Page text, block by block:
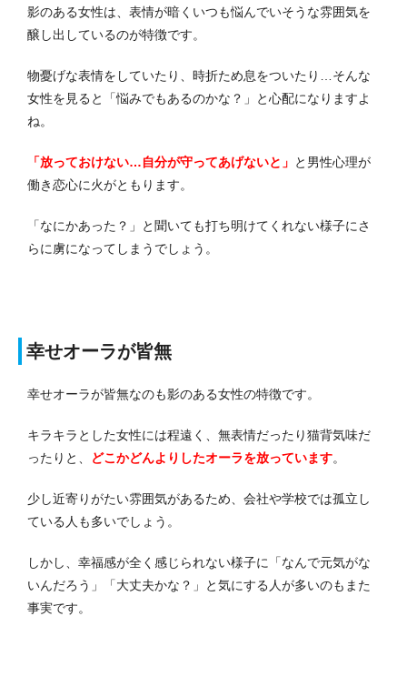
影のある女性は、表情が暗くいつも悩んでいそうな雰囲気を
醸し出しているのが特徴です。
物憂げな表情をしていたり、時折ため息をついたり…そんな
女性を見ると「悩みでもあるのかな？」と心配になりますよ
ね。
「放っておけない…自分が守ってあげないと」 と男性心理が
働き恋心に火がともります。
「なにかあった？」と聞いても打ち明けてくれない様子にさ
らに虜になってしまうでしょう。
幸せオーラが皆無
幸せオーラが皆無なのも影のある女性の特徴です。
キラキラとした女性には程遠く、無表情だったり猫背気味だ
ったりと、
どこかどんよりしたオーラを放っています。
少し近寄りがたい雰囲気があるため、会社や学校では孤立し
ている人も多いでしょう。
しかし、幸福感が全く感じられない様子に「なんで元気がな
いんだろう」「大丈夫かな？」と気にする人が多いのもまた
事実です。